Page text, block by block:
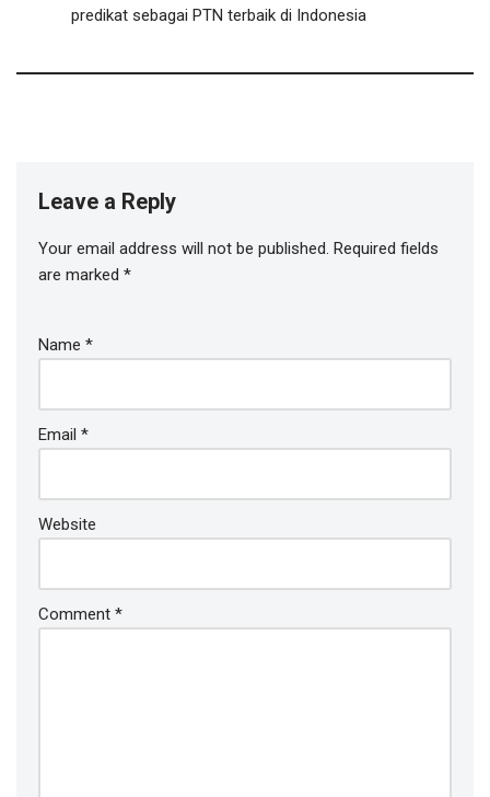
predikat sebagai PTN terbaik di Indonesia
Leave a Reply
Your email address will not be published. Required fields
are marked *
Name *
Email *
Website
Comment *